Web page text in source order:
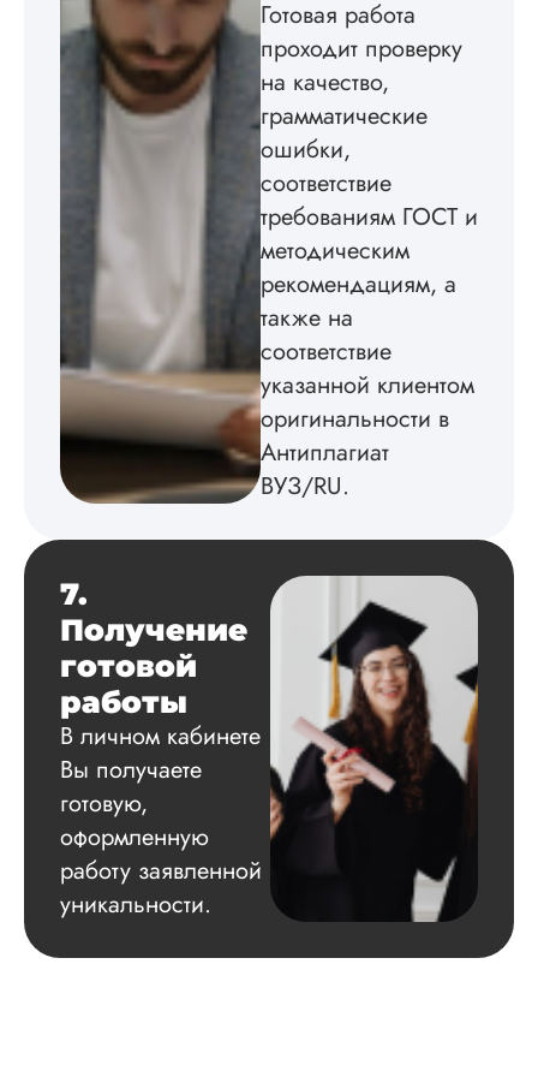
заказали
гидравлике, а она
истории. И вот что
удивительно, мне
выполнили
приставал с тем,
она взяла такие
источники, почему
рассмотрены в
такие-то научные
школы и п...
Читать полный
Ирина
Магистерские
диссертации
Дата:
2024-03-30
ВКР по физике
выполнили на
«4». Снимаю один
балл за то, что
ждала ответа
менеджера и всех
разъяснений по
заказывала тут
ответили
сразу.
диссертация была
выполнена кач...
Готовая работа
проходит проверку
на качество,
грамматические
ошибки,
соответствие
требованиям ГОСТ и
методическим
рекомендациям, а
также на
соответствие
указанной клиентом
оригинальности в
Антиплагиат
ВУЗ/RU.
7.
Получение
готовой
работы
В личном кабинете
Вы получаете
готовую,
оформленную
работу заявленной
уникальности.